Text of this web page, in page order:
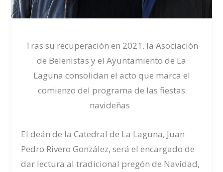
Tras su recuperación en 2021, la Asociación
de Belenistas y el Ayuntamiento de La
Laguna consolidan el acto que marca el
comienzo del programa de las fiestas
navideñas
El deán de la Catedral de La Laguna, Juan
Pedro Rivero González, será el encargado de
dar lectura al tradicional pregón de Navidad,